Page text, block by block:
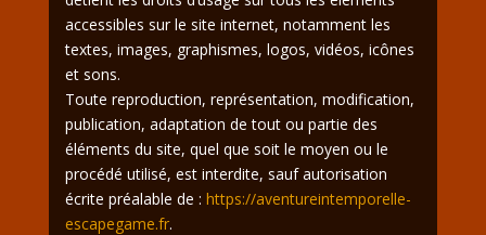
accessibles sur le site internet, notamment les
textes, images, graphismes, logos, vidéos, icônes
et sons.
Toute reproduction, représentation, modification,
publication, adaptation de tout ou partie des
éléments du site, quel que soit le moyen ou le
procédé utilisé, est interdite, sauf autorisation
écrite préalable de : https://aventureintemporelle-
escapegame.fr.